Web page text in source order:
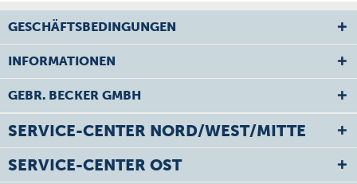
GESCHÄFTSBEDINGUNGEN
INFORMATIONEN
GEBR. BECKER GMBH
SERVICE-CENTER NORD/WEST/MITTE
SERVICE-CENTER OST